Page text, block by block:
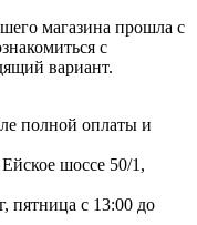
магазина прошла с
с
вариант.
полной оплаты и
шоссе 50/1,
пятница с 13:00 до